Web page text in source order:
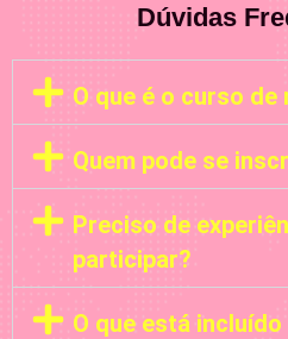
Dúvidas
O que é o curso de
Quem pode se
Preciso de
participar?
O que está